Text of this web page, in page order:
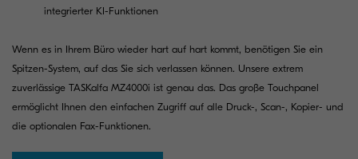
integrierter KI-Funktionen
Wenn es in Ihrem Büro wieder hart auf hart kommt, benötigen Sie ein
Spitzen-System, auf das Sie sich verlassen können. Unsere extrem
zuverlässige TASKalfa MZ4000i ist genau das. Das große Touchpanel
ermöglicht Ihnen den einfachen Zugriff auf alle Druck-, Scan-, Kopier- und
die optionalen Fax-Funktionen.